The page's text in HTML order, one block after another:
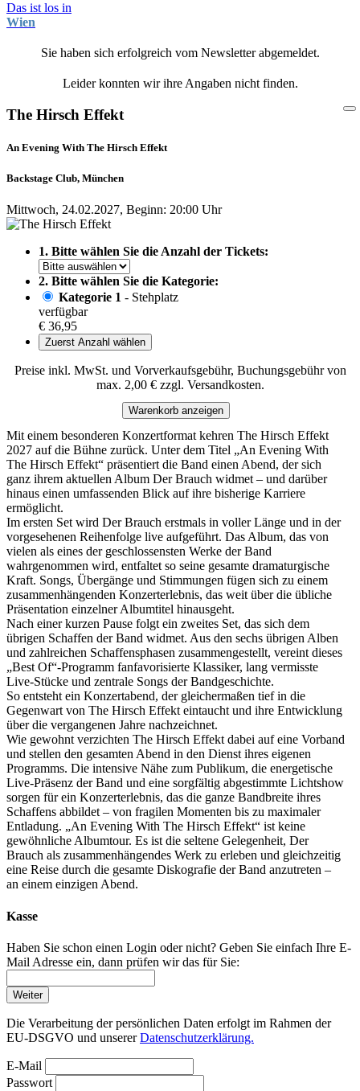
Das ist los in
Wien
Sie haben sich erfolgreich vom Newsletter abgemeldet.
Leider konnten wir ihre Angaben nicht finden.
The Hirsch Effekt
An Evening With The Hirsch Effekt
Backstage Club, München
Mittwoch, 24.02.2027, Beginn: 20:00 Uhr
1. Bitte wählen Sie die Anzahl der Tickets:
2. Bitte wählen Sie die Kategorie:
Kategorie 1 - Stehplatz
verfügbar
€ 36,95
Zuerst Anzahl wählen
Preise inkl. MwSt. und Vorverkaufsgebühr, Buchungsgebühr von
max. 2,00 € zzgl. Versandkosten.
Warenkorb anzeigen
Mit einem besonderen Konzertformat kehren The Hirsch Effekt
2027 auf die Bühne zurück. Unter dem Titel „An Evening With
The Hirsch Effekt“ präsentiert die Band einen Abend, der sich
ganz ihrem aktuellen Album Der Brauch widmet – und darüber
hinaus einen umfassenden Blick auf ihre bisherige Karriere
ermöglicht.
Im ersten Set wird Der Brauch erstmals in voller Länge und in der
vorgesehenen Reihenfolge live aufgeführt. Das Album, das von
vielen als eines der geschlossensten Werke der Band
wahrgenommen wird, entfaltet so seine gesamte dramaturgische
Kraft. Songs, Übergänge und Stimmungen fügen sich zu einem
zusammenhängenden Konzerterlebnis, das weit über die übliche
Präsentation einzelner Albumtitel hinausgeht.
Nach einer kurzen Pause folgt ein zweites Set, das sich dem
übrigen Schaffen der Band widmet. Aus den sechs übrigen Alben
und zahlreichen Schaffensphasen zusammengestellt, vereint dieses
„Best Of“-Programm fanfavorisierte Klassiker, lang vermisste
Live-Stücke und zentrale Songs der Bandgeschichte.
So entsteht ein Konzertabend, der gleichermaßen tief in die
Gegenwart von The Hirsch Effekt eintaucht und ihre Entwicklung
über die vergangenen Jahre nachzeichnet.
Wie gewohnt verzichten The Hirsch Effekt dabei auf eine Vorband
und stellen den gesamten Abend in den Dienst ihres eigenen
Programms. Die intensive Nähe zum Publikum, die energetische
Live-Präsenz der Band und eine sorgfältig abgestimmte Lichtshow
sorgen für ein Konzerterlebnis, das die ganze Bandbreite ihres
Schaffens abbildet – von fragilen Momenten bis zu maximaler
Entladung. „An Evening With The Hirsch Effekt“ ist keine
gewöhnliche Albumtour. Es ist die seltene Gelegenheit, Der
Brauch als zusammenhängendes Werk zu erleben und gleichzeitig
eine Reise durch die gesamte Diskografie der Band anzutreten –
an einem einzigen Abend.
Kasse
Haben Sie schon einen Login oder nicht? Geben Sie einfach Ihre E-
Mail Adresse ein, dann prüfen wir das für Sie:
Weiter
Die Verarbeitung der persönlichen Daten erfolgt im Rahmen der
EU-DSGVO und unsererDatenschutzerklärung.
E-Mail
Passwort